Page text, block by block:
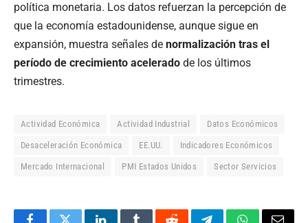
política monetaria. Los datos refuerzan la percepción de
que la economía estadounidense, aunque sigue en
expansión, muestra señales de normalización tras el
período de crecimiento acelerado de los últimos
trimestres.
Actividad Económica Actividad Industrial Datos Económicos
Desaceleración Económica EE.UU. Indicadores Económicos
Mercado Internacional PMI Estados Unidos Sector Servicios